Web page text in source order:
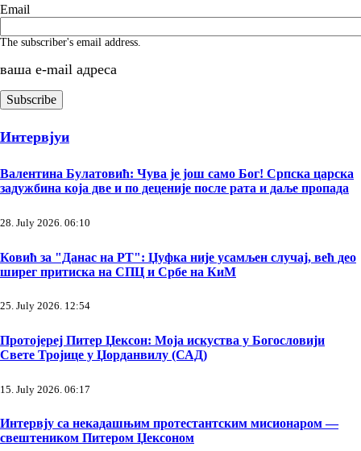
Email
The subscriber's email address.
ваша е-mail адреса
Интервјуи
Валентина Булатовић: Чува је још само Бог! Српска царска
задужбина која две и по деценије после рата и даље пропада
28. July 2026. 06:10
Ковић за "Данас на РТ": Џуфка није усамљен случај, већ део
ширег притиска на СПЦ и Србе на КиМ
25. July 2026. 12:54
Протојереј Питер Џексон: Моја искуства у Богословији
Свете Тројице у Џорданвилу (САД)
15. July 2026. 06:17
Интервју са некадашњим протестантским мисионаром —
свештеником Питером Џексоном